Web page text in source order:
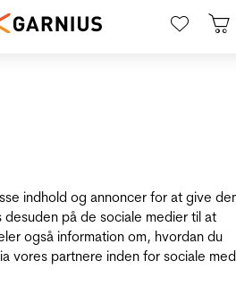
indhold og annoncer for at give
på de sociale medier til at
også information om, hvordan du
vores partnere inden for sociale